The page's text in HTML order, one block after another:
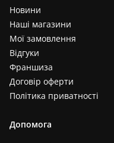
Новини
Наші магазини
Мої замовлення
Відгуки
Франшиза
Договір оферти
Політика приватності
Допомога